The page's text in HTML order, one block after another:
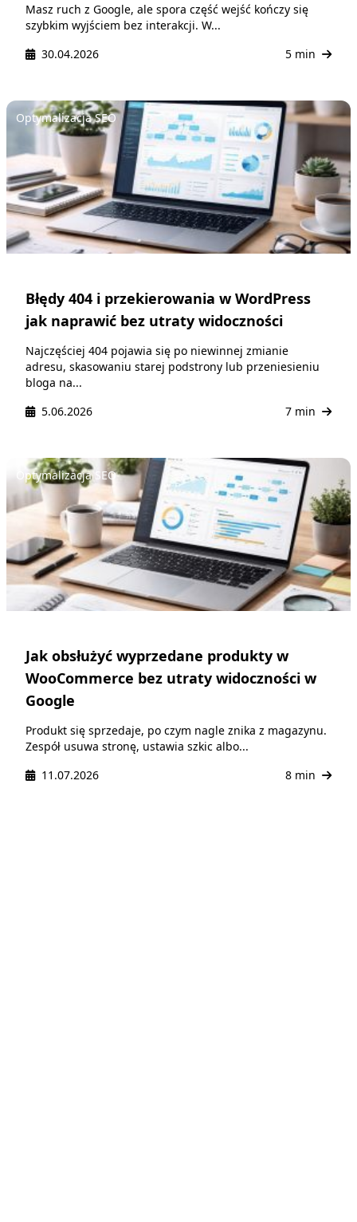
Masz ruch z Google, ale spora część wejść kończy się
szybkim wyjściem bez interakcji. W...
30.04.2026
5 min
Optymalizacja SEO
Błędy 404 i przekierowania w WordPress
jak naprawić bez utraty widoczności
Najczęściej 404 pojawia się po niewinnej zmianie
adresu, skasowaniu starej podstrony lub przeniesieniu
bloga na...
5.06.2026
7 min
Optymalizacja SEO
Jak obsłużyć wyprzedane produkty w
WooCommerce bez utraty widoczności w
Google
Produkt się sprzedaje, po czym nagle znika z magazynu.
Zespół usuwa stronę, ustawia szkic albo...
11.07.2026
8 min